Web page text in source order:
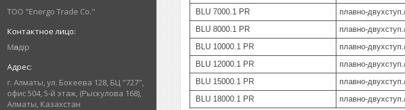
ТОО "Energo Trade Co."
Мөлдір
г. Алматы, ул. Бокеева 128, БЦ "727",
офис 504, 5-й этаж, (Рыскулова 168),
Алматы, Казахстан
BLU 7000.1 PR
плавно-
BLU 8000.1 PR
плавно-
BLU 10000.1 PR
плавно-
BLU 12000.1 PR
плавно-
BLU 15000.1 PR
плавно-
BLU 18000.1 PR
плавно-